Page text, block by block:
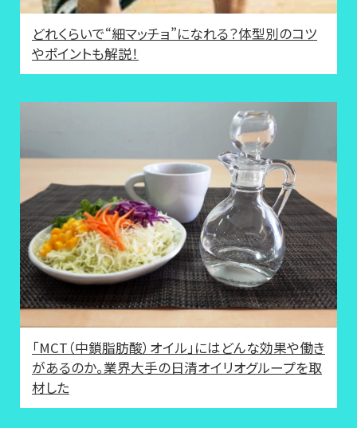
どれくらいで“細マッチョ”になれる？体型別のコツ
やポイントも解説！
「MCT（中鎖脂肪酸）オイル」にはどんな効果や働き
があるのか。業界大手の日清オイリオグループを取
材した